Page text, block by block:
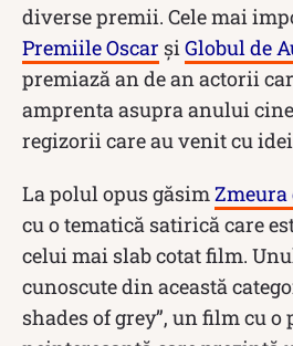
diverse premii. Cele mai
Premiile Oscar șiGlobul de
premiază an de an actorii
amprenta asupra anului
regizorii care au venit cu
La polul opus găsimZmeura
cu o tematică satirică care
celui mai slab cotat film.
cunoscute din această
shades of grey”, un film cu o